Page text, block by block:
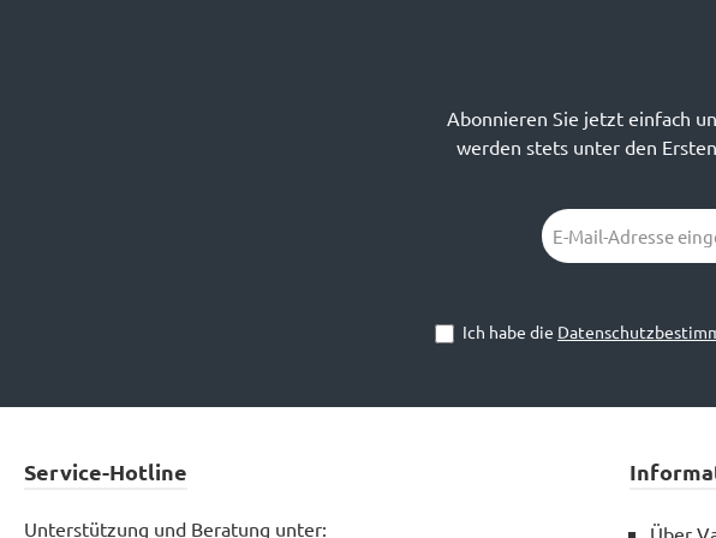
Abonnieren Sie jetzt einfach
werden stets unter den
E-
Mail-
Ich habe die
Service-Hotline
Unterstützung und Beratung unter: Über